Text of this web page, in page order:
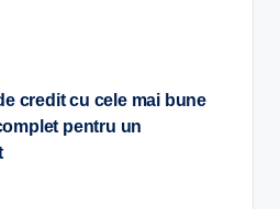
credit cu cele mai bune
pentru un